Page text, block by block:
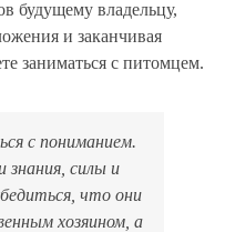
будущему владельцу,
и заканчивая
заниматься с питомцем.
с пониманием.
знания, силы и
что они
хозяином, а